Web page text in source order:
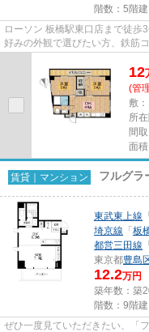
階数：5階建
ローソン 板橋駅東口店まで徒歩
好みの外観で選びたい方、鉄筋
12
(管
敷
所
間
面
賃貸｜マンション フルグラ
東武東上線 「
埼京線 「 板
都営三田線 「
東京都豊島
12.2万円
築年数：築
階数：9階建
ぜひ一度見ていただきたい、「